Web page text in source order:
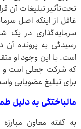
تحت‌تأثیر تبلیغات آن
غافل از اینکه اصل
سرمایه‌گذاری در
رسیدگی به پرونده آن
است. با این وجود او
که شرکت جعلی است و
برای تبلیغ عضویابی
مالباختگی به دلیل
به گفته معاون